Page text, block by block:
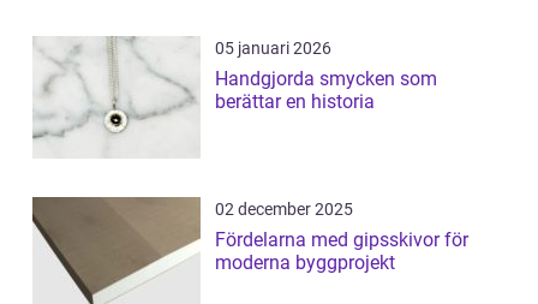
05 januari 2026
Handgjorda smycken som
berättar en historia
02 december 2025
Fördelarna med gipsskivor för
moderna byggprojekt